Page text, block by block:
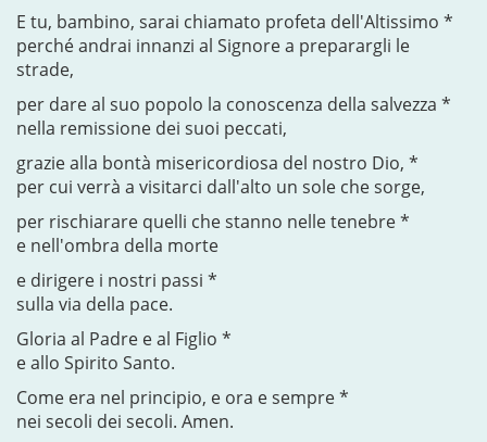
E tu, bambino, sarai chiamato profeta dell'Altissimo *
perché andrai innanzi al Signore a preparargli le
strade,
per dare al suo popolo la conoscenza della salvezza *
nella remissione dei suoi peccati,
grazie alla bontà misericordiosa del nostro Dio, *
per cui verrà a visitarci dall'alto un sole che sorge,
per rischiarare quelli che stanno nelle tenebre *
e nell'ombra della morte
e dirigere i nostri passi *
sulla via della pace.
Gloria al Padre e al Figlio *
e allo Spirito Santo.
Come era nel principio, e ora e sempre *
nei secoli dei secoli. Amen.